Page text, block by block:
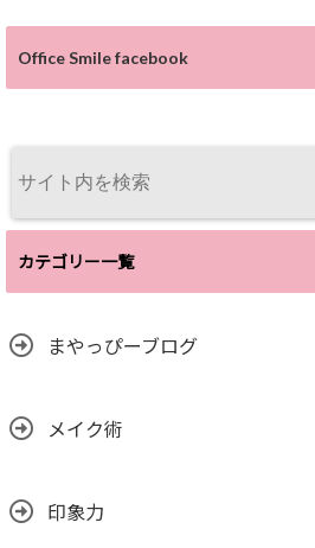
Office Smile facebook
カテゴリー一覧
まやっぴーブログ
メイク術
印象力